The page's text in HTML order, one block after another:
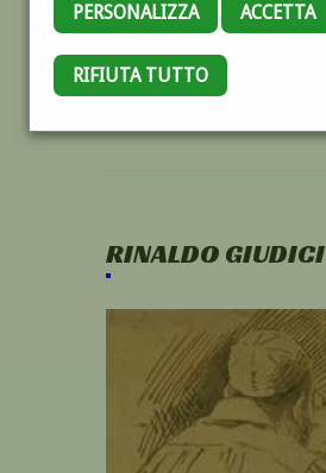
PERSONALIZZA ACCETTA
RIFIUTA TUTTO
RINALDO GIUDICI